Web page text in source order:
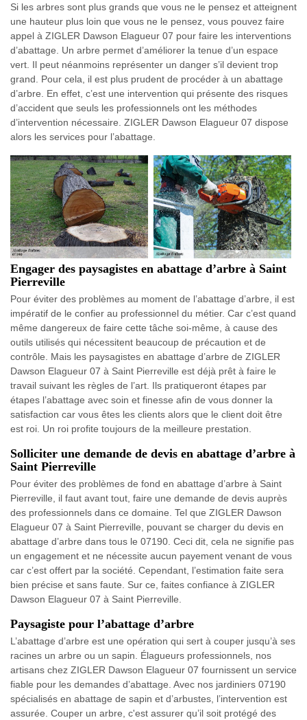
Si les arbres sont plus grands que vous ne le pensez et atteignent
une hauteur plus loin que vous ne le pensez, vous pouvez faire
appel à ZIGLER Dawson Elagueur 07 pour faire les interventions
d’abattage. Un arbre permet d’améliorer la tenue d’un espace
vert. Il peut néanmoins représenter un danger s’il devient trop
grand. Pour cela, il est plus prudent de procéder à un abattage
d’arbre. En effet, c’est une intervention qui présente des risques
d’accident que seuls les professionnels ont les méthodes
d’intervention nécessaire. ZIGLER Dawson Elagueur 07 dispose
alors les services pour l’abattage.
Engager des paysagistes en abattage d’arbre à Saint
Pierreville
Pour éviter des problèmes au moment de l’abattage d’arbre, il est
impératif de le confier au professionnel du métier. Car c’est quand
même dangereux de faire cette tâche soi-même, à cause des
outils utilisés qui nécessitent beaucoup de précaution et de
contrôle. Mais les paysagistes en abattage d’arbre de ZIGLER
Dawson Elagueur 07 à Saint Pierreville est déjà prêt à faire le
travail suivant les règles de l’art. Ils pratiqueront étapes par
étapes l’abattage avec soin et finesse afin de vous donner la
satisfaction car vous êtes les clients alors que le client doit être
est roi. Un roi profite toujours de la meilleure prestation.
Solliciter une demande de devis en abattage d’arbre à
Saint Pierreville
Pour éviter des problèmes de fond en abattage d’arbre à Saint
Pierreville, il faut avant tout, faire une demande de devis auprès
des professionnels dans ce domaine. Tel que ZIGLER Dawson
Elagueur 07 à Saint Pierreville, pouvant se charger du devis en
abattage d’arbre dans tous le 07190. Ceci dit, cela ne signifie pas
un engagement et ne nécessite aucun payement venant de vous
car c’est offert par la société. Cependant, l’estimation faite sera
bien précise et sans faute. Sur ce, faites confiance à ZIGLER
Dawson Elagueur 07 à Saint Pierreville.
Paysagiste pour l’abattage d’arbre
L’abattage d’arbre est une opération qui sert à couper jusqu’à ses
racines un arbre ou un sapin. Élagueurs professionnels, nos
artisans chez ZIGLER Dawson Elagueur 07 fournissent un service
fiable pour les demandes d’abattage. Avec nos jardiniers 07190
spécialisés en abattage de sapin et d’arbustes, l’intervention est
assurée. Couper un arbre, c'est assurer qu’il soit protégé des